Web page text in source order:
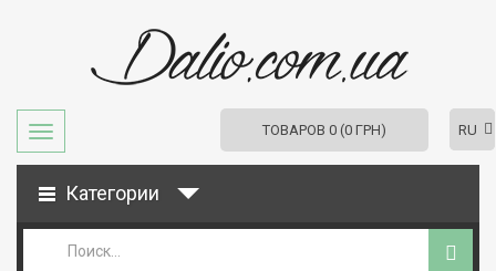
ТОВАРОВ 0 (0 ГРН) RU
Категории